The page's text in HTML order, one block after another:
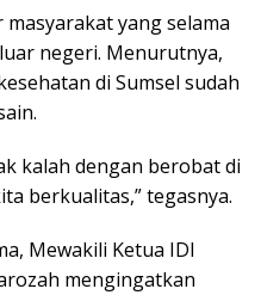
yang selama
negeri. Menurutnya,
di Sumsel sudah
kalah dengan berobat di
berkualitas,” tegasnya.
Mewakili Ketua IDI
mengingatkan